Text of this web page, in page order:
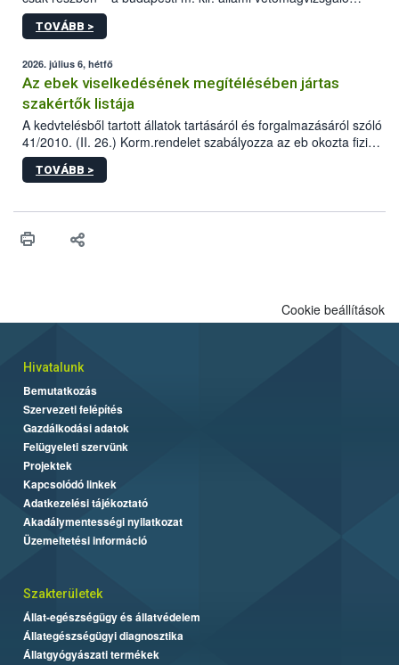
állomás a Kis Rókus utca 15. szám alatti, Czigler Győző által
tervezett új épületébe.
TOVÁBB >
2026. július 6, hétfő
Az ebek viselkedésének megítélésében jártas
szakértők listája
A kedvtelésből tartott állatok tartásáról és forgalmazásáról szóló
41/2010. (II. 26.) Korm.rendelet szabályozza az eb okozta fizikai
sérülés, illetve ennek veszélye keletkezésekor felmerülő
hatósági feladatokat, valamint a veszélyes eb tartását és annak
vonni az ebek viselkedésének megítélésében jártas szakértőt.
TOVÁBB >
Cookie beállítások
Hivatalunk
Bemutatkozás
Szervezeti felépítés
Gazdálkodási adatok
Felügyeleti szervünk
Projektek
Kapcsolódó linkek
Adatkezelési tájékoztató
Akadálymentességi nyilatkozat
Üzemeltetési információ
Szakterületek
Állat-egészségügy és állatvédelem
Állategészségügyi diagnosztika
Állatgyógyászati termékek